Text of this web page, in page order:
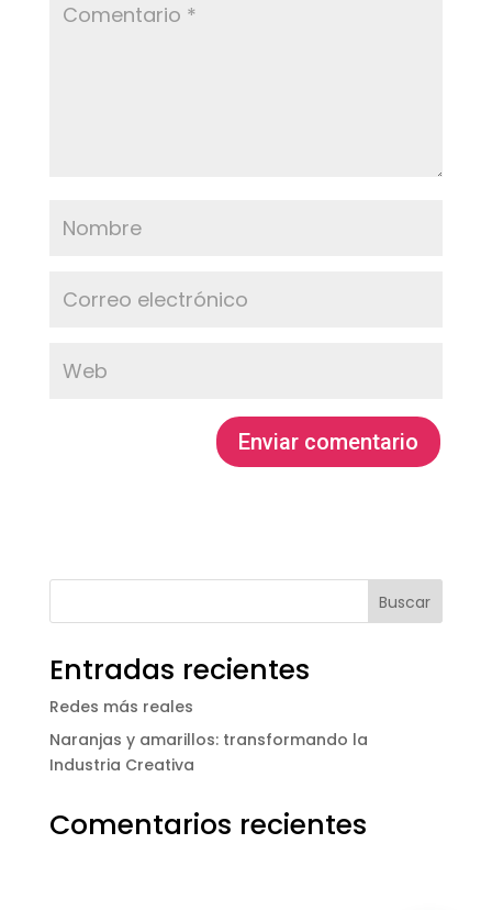
Entradas recientes
Redes más reales
Naranjas y amarillos: transformando la
Industria Creativa
Comentarios recientes